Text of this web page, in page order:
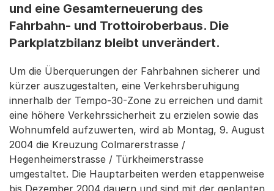
und eine Gesamterneuerung des
Fahrbahn- und Trottoiroberbaus. Die
Parkplatzbilanz bleibt unverändert.
Um die Überquerungen der Fahrbahnen sicherer und
kürzer auszugestalten, eine Verkehrsberuhigung
innerhalb der Tempo-30-Zone zu erreichen und damit
eine höhere Verkehrssicherheit zu erzielen sowie das
Wohnumfeld aufzuwerten, wird ab Montag, 9. August
2004 die Kreuzung Colmarerstrasse /
Hegenheimerstrasse / Türkheimerstrasse
umgestaltet. Die Hauptarbeiten werden etappenweise
bis Dezember 2004 dauern und sind mit der geplanten